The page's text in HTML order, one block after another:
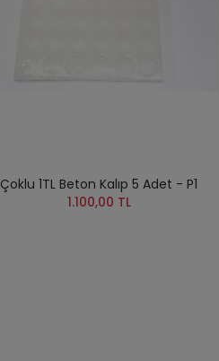
Çoklu 1TL Beton Kalıp 5 Adet - P1
1.100,00 TL